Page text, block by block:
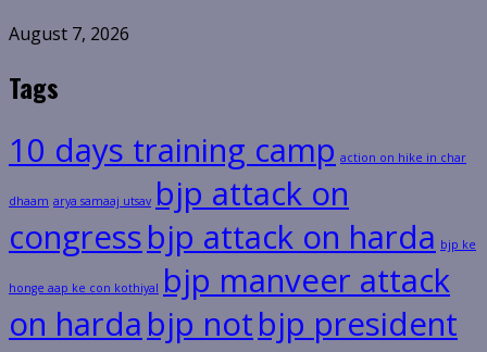
August 7, 2026
Tags
10 days training camp action on hike in char
dhaam arya samaaj utsav bjp attack on
congressbjp attack on harda bjp ke
honge aap ke con kothiyal bjp manveer attack
on harda bjp notbjp president